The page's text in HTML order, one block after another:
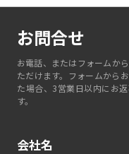
お問合せ
お電話、またはフォームか
ただけます。フォームから
た場合、3営業日以内にお
す。
会社名